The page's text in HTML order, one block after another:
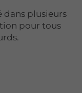
dans plusieurs
pour tous